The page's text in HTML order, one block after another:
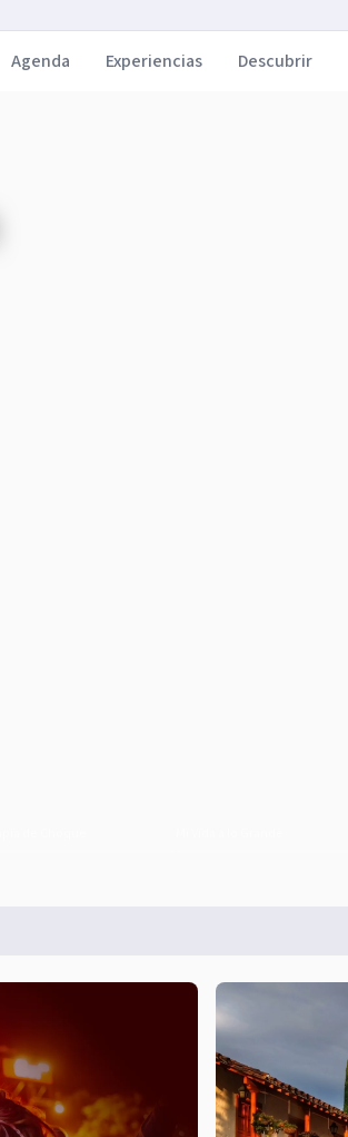
Agenda Experiencias Descubrir